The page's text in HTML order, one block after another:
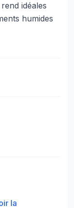
idéales
humides
la